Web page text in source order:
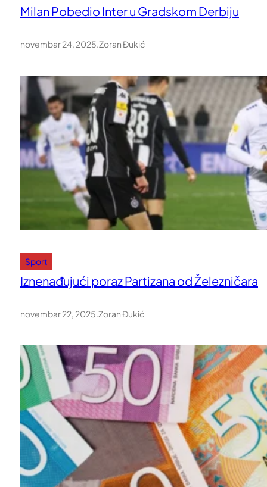
Milan Pobedio Inter u Gradskom Derbiju
novembar 24, 2025.Zoran Đukić
Sport
Iznenađujući poraz Partizana od Železničara
novembar 22, 2025 Zoran Đukić